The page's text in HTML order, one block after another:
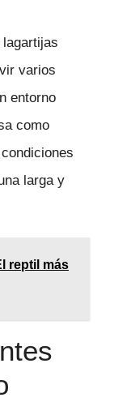
varios
entorno
como
larga y
reptil más